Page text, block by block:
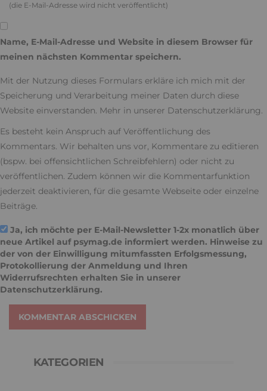
(die E-Mail-Adresse wird nicht veröffentlicht)
Name, E-Mail-Adresse und Website in diesem Browser für
meinen nächsten Kommentar speichern.
Mit der Nutzung dieses Formulars erkläre ich mich mit der
Speicherung und Verarbeitung meiner Daten durch diese
Website einverstanden. Mehr in unserer Datenschutzerklärung.
Es besteht kein Anspruch auf Veröffentlichung des
Kommentars. Wir behalten uns vor, Kommentare zu editieren
(bspw. bei offensichtlichen Schreibfehlern) oder nicht zu
veröffentlichen. Zudem können wir die Kommentarfunktion
jederzeit deaktivieren, für die gesamte Webseite oder einzelne
Beiträge.
Ja, ich möchte per E-Mail-Newsletter 1-2x monatlich über
neue Artikel auf psymag.de informiert werden. Hinweise zu
der von der Einwilligung mitumfassten Erfolgsmessung,
Protokollierung der Anmeldung und Ihren
Widerrufsrechten erhalten Sie in unserer
Datenschutzerklärung.
KOMMENTAR ABSCHICKEN
KATEGORIEN